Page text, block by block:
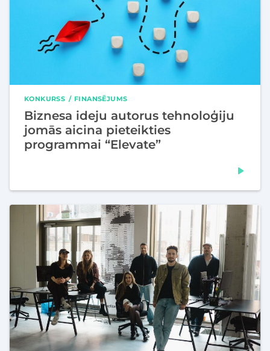
KONKURSS FINANSĒJUMS
Biznesa ideju autorus tehnoloģiju
jomās aicina pieteikties
programmai “Elevate”